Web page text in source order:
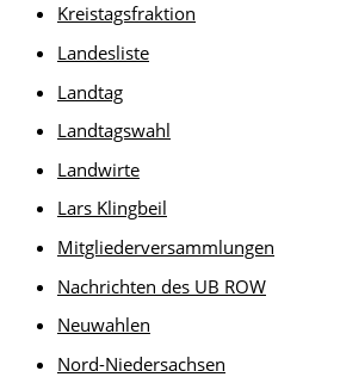
Kreistagsfraktion
Landesliste
Landtag
Landtagswahl
Landwirte
Lars Klingbeil
Mitgliederversammlungen
Nachrichten des UB ROW
Neuwahlen
Nord-Niedersachsen